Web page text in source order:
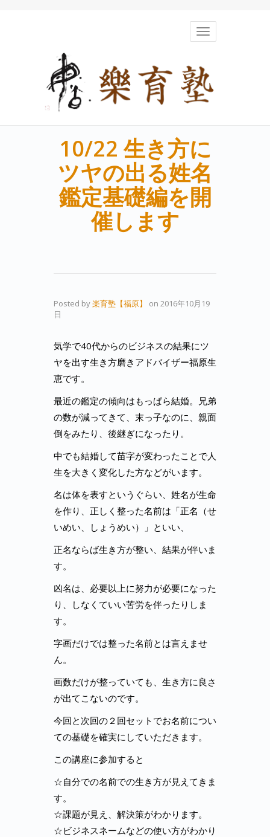
Toggle
navigation
10/22 生き方に
ツヤの出る姓名
鑑定基礎編を開
催します
Posted by楽育塾【福原】 on 2016年10月19
日
気学で40代からのビジネスの結果にツ
ヤを出す生き方磨きアドバイザー福原生
恵です。
最近の鑑定の傾向はもっぱら結婚。兄弟
の数が減ってきて、末っ子なのに、親面
倒をみたり、後継ぎになったり。
中でも結婚して苗字が変わったことで人
生を大きく変化した方などがいます。
名は体を表すというぐらい、姓名が生命
を作り、正しく整った名前は「正名（せ
いめい、しょうめい）」といい、
正名ならば生き方が整い、結果が伴いま
す。
凶名は、必要以上に努力が必要になった
り、しなくていい苦労を伴ったりしま
す。
字画だけでは整った名前とは言えませ
ん。
画数だけが整っていても、生き方に良さ
が出てこないのです。
今回と次回の２回セットでお名前につい
ての基礎を確実にしていただきます。
この講座に参加すると
☆自分での名前での生き方が見えてきま
す。
☆課題が見え、解決策がわかります。
☆ビジネスネームなどの使い方がわかり